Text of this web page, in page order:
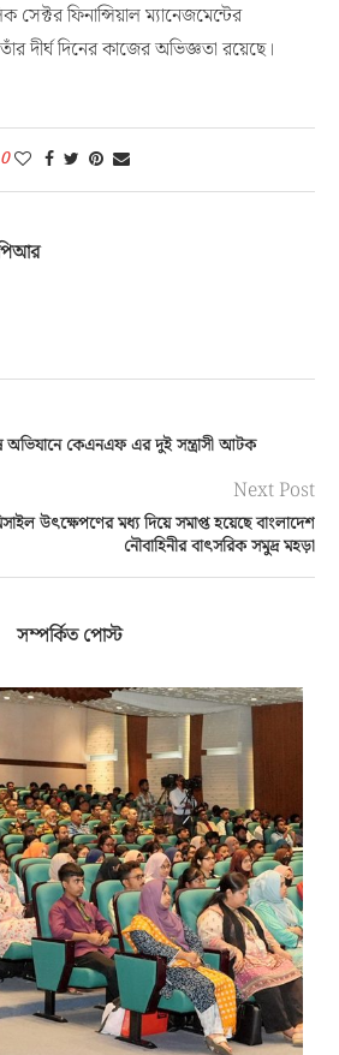
ফিনান্সিয়াল ম্যানেজমেন্টের
দীর্ঘ দিনের কাজের অভিজ্ঞতা রয়েছে।
0
অভিযানে কেএনএফ এর দুই সন্ত্রাসী আটক
Next Post
উৎক্ষেপণের মধ্য দিয়ে সমাপ্ত হয়েছে বাংলাদেশ
নৌবাহিনীর বাৎসরিক সমুদ্র মহড়া
সম্পর্কিত পোস্ট